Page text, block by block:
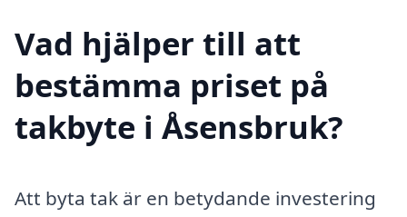
Vad hjälper till att
bestämma priset på
takbyte i Åsensbruk?
Att byta tak är en betydande investering